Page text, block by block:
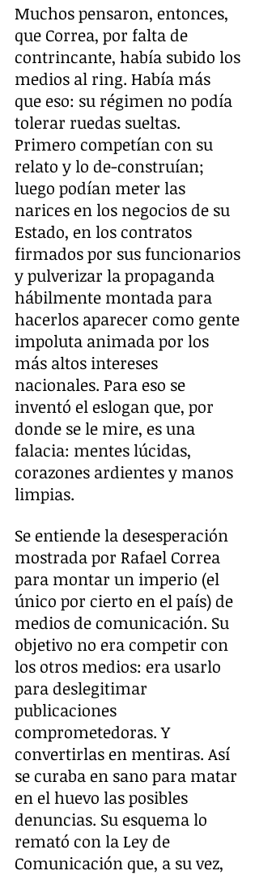
Muchos pensaron, entonces,
que Correa, por falta de
contrincante, había subido los
medios al ring. Había más
que eso: su régimen no podía
tolerar ruedas sueltas.
Primero competían con su
relato y lo de-construían;
luego podían meter las
narices en los negocios de su
Estado, en los contratos
firmados por sus funcionarios
y pulverizar la propaganda
hábilmente montada para
hacerlos aparecer como gente
impoluta animada por los
más altos intereses
nacionales. Para eso se
inventó el eslogan que, por
donde se le mire, es una
falacia: mentes lúcidas,
corazones ardientes y manos
limpias.
Se entiende la desesperación
mostrada por Rafael Correa
para montar un imperio (el
único por cierto en el país) de
medios de comunicación. Su
objetivo no era competir con
los otros medios: era usarlo
para deslegitimar
publicaciones
comprometedoras. Y
convertirlas en mentiras. Así
se curaba en sano para matar
en el huevo las posibles
denuncias. Su esquema lo
remató con la Ley de
Comunicación que, a su vez,